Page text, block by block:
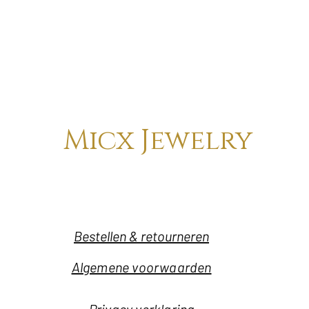
Micx Jewelry
Bestellen & retourneren
Algemene voorwaarden